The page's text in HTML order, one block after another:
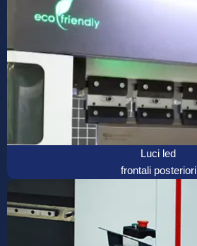
Luci led
frontali posteriori